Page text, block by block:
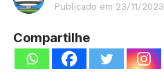
Publicado em 23/11/2023
Compartilhe